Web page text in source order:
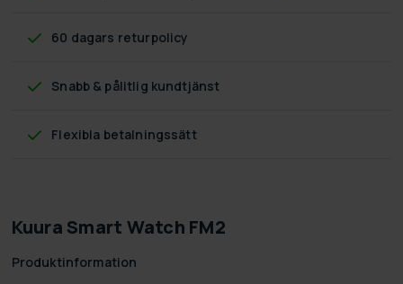
60 dagars returpolicy
Snabb & pålitlig kundtjänst
Flexibla betalningssätt
Kuura Smart Watch FM2
Produktinformation